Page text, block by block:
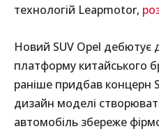
технологій Leapmotor,
Новий SUV Opel дебютує
платформу китайського
раніше придбав концерн
дизайн моделі
автомобіль збереже